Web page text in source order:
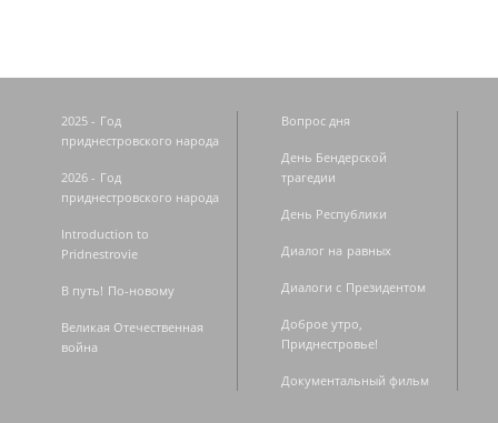
2025 - Год
приднестровского народа
2026 - Год
приднестровского народа
Introduction to
Pridnestrovie
В путь! По-новому
Великая Отечественная
война
Вопрос дня
День Бендерской
трагедии
День Республики
Диалог на равных
Диалоги с Президентом
Доброе утро,
Приднестровье!
Документальный фильм